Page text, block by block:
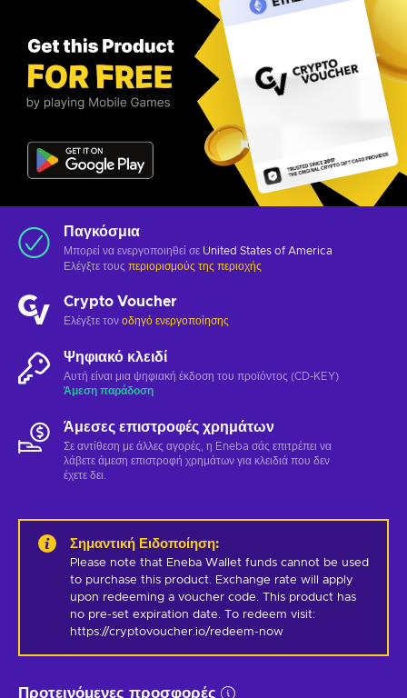
Παγκόσμια
Μπορεί να ενεργοποιηθεί σε United States of America
Ελέγξτε τους περιορισμούς της περιοχής
Crypto Voucher
Ελέγξτε τον οδηγό ενεργοποίησης
Ψηφιακό κλειδί
Αυτή είναι μια ψηφιακή έκδοση του προϊόντος (CD-KEY)
Άμεση παράδοση
Άμεσες επιστροφές χρημάτων
Σε αντίθεση με άλλες αγορές, η Eneba σάς επιτρέπει να
λάβετε άμεση επιστροφή χρημάτων για κλειδιά που δεν
έχετε δει.
Σημαντική Ειδοποίηση:
Please note that Eneba Wallet funds cannot be used
to purchase this product. Exchange rate will apply
upon redeeming a voucher code. This product has
no pre-set expiration date. To redeem visit:
https://cryptovoucher.io/redeem-now
Προτεινόμενες προσφορές